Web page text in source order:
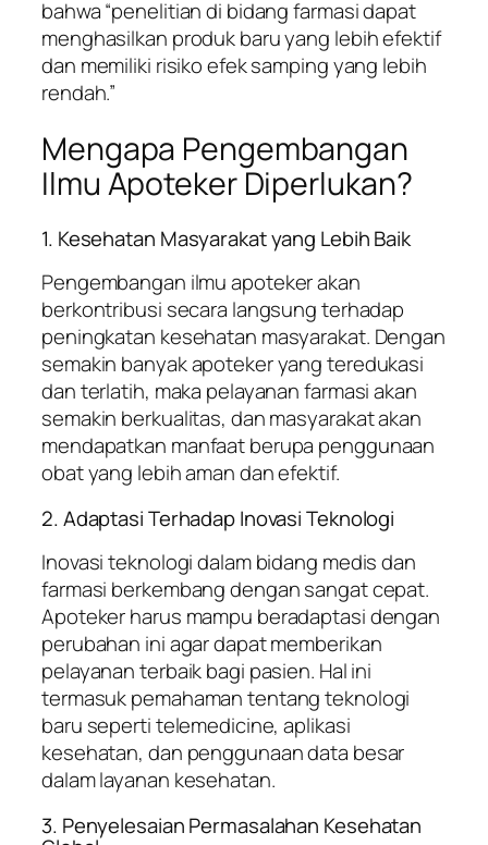
bahwa “penelitian di bidang farmasi dapat
menghasilkan produk baru yang lebih efektif
dan memiliki risiko efek samping yang lebih
rendah.”
Mengapa Pengembangan
Ilmu Apoteker Diperlukan?
1. Kesehatan Masyarakat yang Lebih Baik
Pengembangan ilmu apoteker akan
berkontribusi secara langsung terhadap
peningkatan kesehatan masyarakat. Dengan
semakin banyak apoteker yang teredukasi
dan terlatih, maka pelayanan farmasi akan
semakin berkualitas, dan masyarakat akan
mendapatkan manfaat berupa penggunaan
obat yang lebih aman dan efektif.
2. Adaptasi Terhadap Inovasi Teknologi
Inovasi teknologi dalam bidang medis dan
farmasi berkembang dengan sangat cepat.
Apoteker harus mampu beradaptasi dengan
perubahan ini agar dapat memberikan
pelayanan terbaik bagi pasien. Hal ini
termasuk pemahaman tentang teknologi
baru seperti telemedicine, aplikasi
kesehatan, dan penggunaan data besar
dalam layanan kesehatan.
3. Penyelesaian Permasalahan Kesehatan